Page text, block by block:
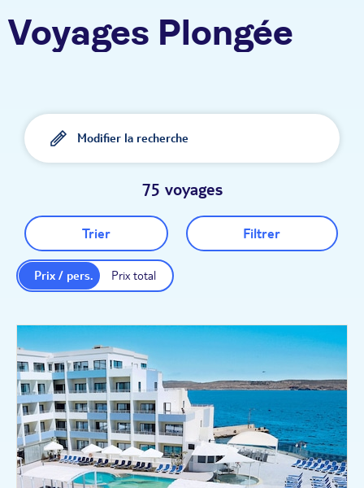
Voyages Plongée
Modifier la recherche
75 voyages
Trier Filtrer
Prix total
Prix / pers.